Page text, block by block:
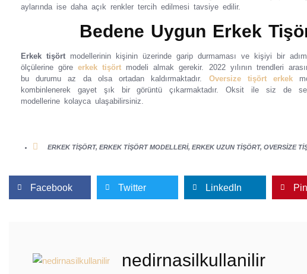
aylarında ise daha açık renkler tercih edilmesi tavsiye edilir.
Bedene Uygun Erkek
Erkek tişört modellerinin kişinin üzerinde garip durmaması ve kişiyi bir
ölçülerine göreerkek tişört modeli almak gerekir. 2022 yılının trendleri
bu durumu az da olsa ortadan kaldırmaktadır. Oversize tişört erkek
kombinlenerek gayet şık bir görüntü çıkarmaktadır. Oksit ile siz de
modellerine kolayca ulaşabilirsiniz.
ERKEK TIŞÖRT, ERKEK TIŞÖRT MODELLERI, ERKEK UZUN TIŞÖRT, OVERSIZE
Facebook Twitter LinkedIn
nedirnasilkullanilir